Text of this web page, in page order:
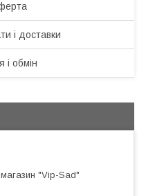
і доставки
і обмін
магазин "Vip-Sad"